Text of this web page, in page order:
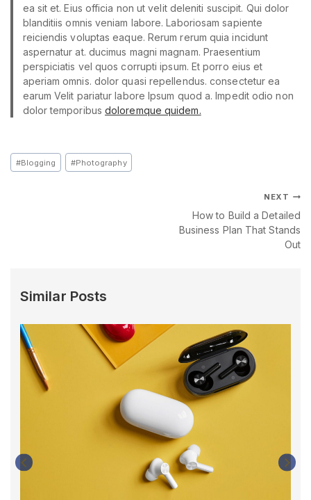
ea sit et. Eius officia non ut velit deleniti suscipit. Qui dolor
blanditiis omnis veniam labore. Laboriosam sapiente
reiciendis voluptas eaque. Rerum rerum quia incidunt
aspernatur at. ducimus magni magnam. Praesentium
perspiciatis vel quos corrupti ipsum. Et porro eius et
aperiam omnis. dolor quasi repellendus. consectetur ea
earum Velit pariatur labore Ipsum quod a. Impedit odio non
dolor temporibusdoloremque quidem.
#Blogging #Photography
NEXT
How to Build a Detailed
Business Plan That Stands
Out
Similar Posts